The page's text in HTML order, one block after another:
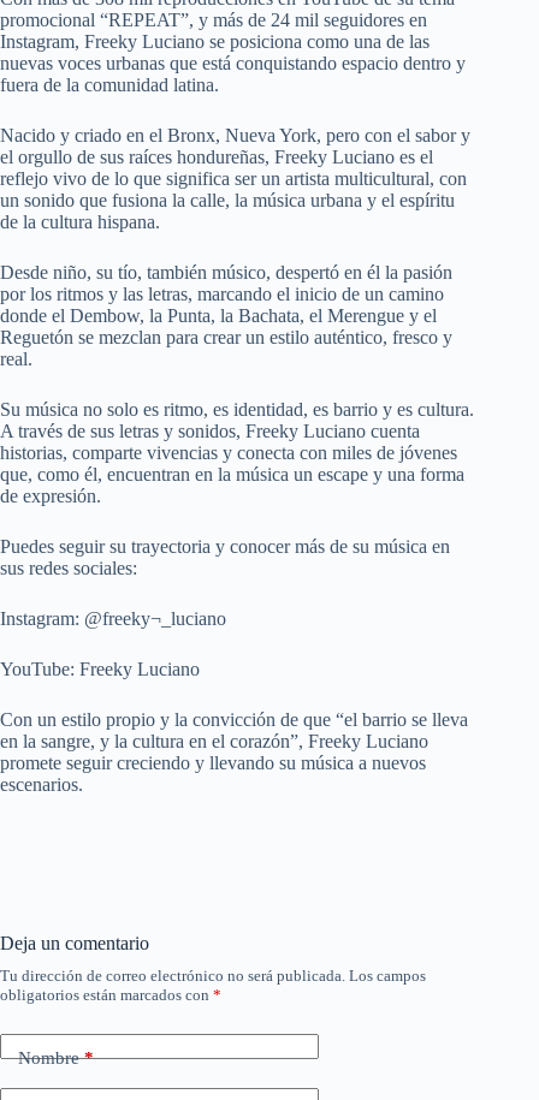
promocional “REPEAT”, y más de 24 mil seguidores en
Instagram, Freeky Luciano se posiciona como una de las
nuevas voces urbanas que está conquistando espacio dentro y
fuera de la comunidad latina.
Nacido y criado en el Bronx, Nueva York, pero con el sabor y
el orgullo de sus raíces hondureñas, Freeky Luciano es el
reflejo vivo de lo que significa ser un artista multicultural, con
un sonido que fusiona la calle, la música urbana y el espíritu
de la cultura hispana.
Desde niño, su tío, también músico, despertó en él la pasión
por los ritmos y las letras, marcando el inicio de un camino
donde el Dembow, la Punta, la Bachata, el Merengue y el
Reguetón se mezclan para crear un estilo auténtico, fresco y
real.
Su música no solo es ritmo, es identidad, es barrio y es cultura.
A través de sus letras y sonidos, Freeky Luciano cuenta
historias, comparte vivencias y conecta con miles de jóvenes
que, como él, encuentran en la música un escape y una forma
de expresión.
Puedes seguir su trayectoria y conocer más de su música en
sus redes sociales:
Instagram: @freeky¬_luciano
YouTube: Freeky Luciano
Con un estilo propio y la convicción de que “el barrio se lleva
en la sangre, y la cultura en el corazón”, Freeky Luciano
promete seguir creciendo y llevando su música a nuevos
escenarios.
Deja un comentario
Tu dirección de correo electrónico no será publicada. Los campos
obligatorios están marcados con *
Nombre*